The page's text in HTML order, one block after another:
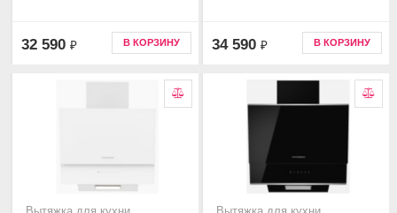
32 590 ₽ В КОРЗИНУ 34 590 ₽ В КОРЗИНУ